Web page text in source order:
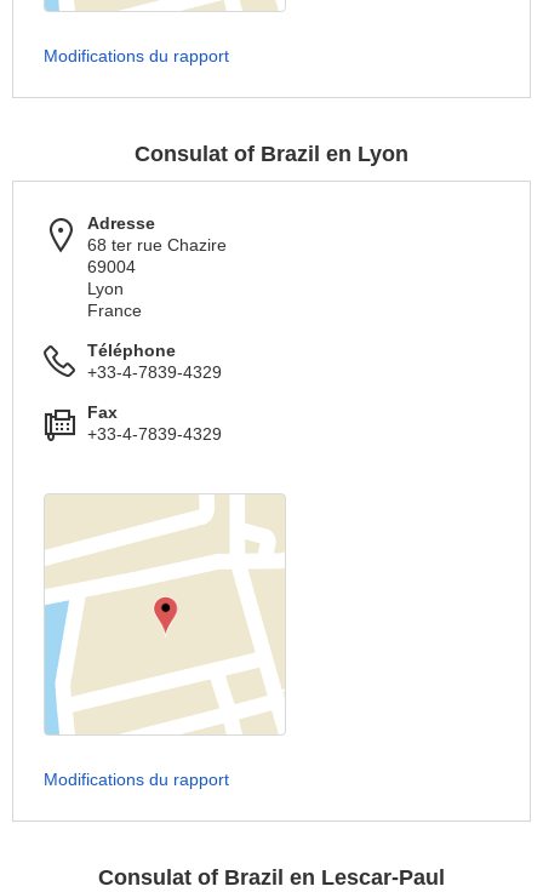
Modifications du rapport
Consulat of Brazil en Lyon
Adresse
68 ter rue Chazire
69004
Lyon
France
Téléphone
+33-4-7839-4329
Fax
+33-4-7839-4329
Modifications du rapport
Consulat of Brazil en Lescar-Paul